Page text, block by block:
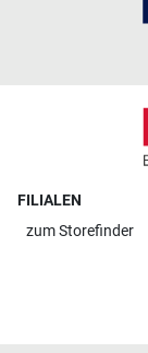
FILIALEN
zumStorefinder